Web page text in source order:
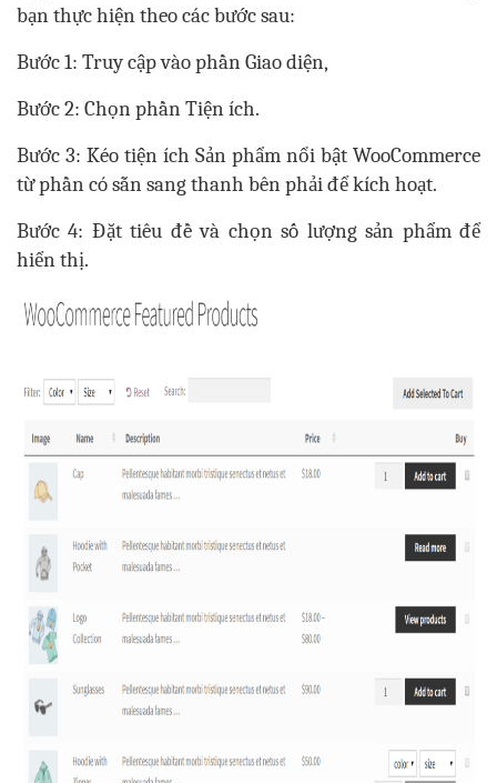
bạn thực hiện theo các bước sau:
Bước 1: Truy cập vào phần Giao diện,
Bước 2: Chọn phần Tiện ích.
Bước 3: Kéo tiện ích Sản phẩm nổi bật WooCommerce
từ phần có sẵn sang thanh bên phải để kích hoạt.
Bước 4: Đặt tiêu đề và chọn số lượng sản phẩm để
hiển thị.